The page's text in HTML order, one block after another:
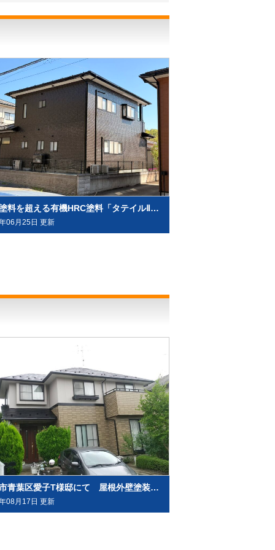
無機塗料を超える有機HRC塗料「タテイルⅡ」で施工させていただきました（塗料メーカー：プレマテックス社）
06月25日 更新
仙台市青葉区愛子T様邸にて 屋根外壁塗装工事させて頂きました
08月17日 更新